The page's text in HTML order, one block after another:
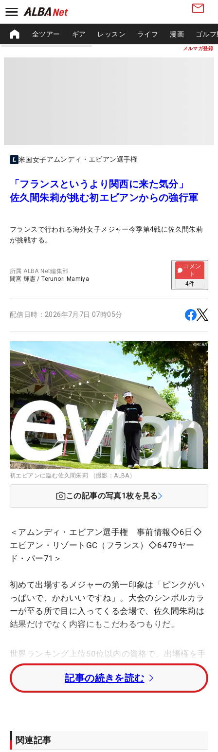
メルマガ登録
全ツアー ギア レッスン ライフ 漫画 ゴル
米国女子アムンディ・エビアン選手権
「フランスというより関西に来た気分」
佐久間朱莉が挑む初エビアンからの強行軍
フランスで行われる海外女子メジャー今季第4戦に佐久間朱莉
が挑戦する。
所属ALBA Net編集部
間宮 輝憲 /Terunori Mamiya
コメン
ト
4件
配信日時： 2026年7月7日 07時05分
初エビアンに臨む佐久間朱莉 （撮影：ALBA）
この記事の写真1枚を見る
＜アムンディ・エビアン選手権 事前情報◇6日◇
エビアン・リゾートGC（フランス）◇6479ヤー
ド・パー71＞
初めて出場するメジャーの第一印象は「ピンクがい
っぱいで、かわいいですね」。大会のシンボルカラ
ーが至る所で目に入ってくる会場で、佐久間朱莉は
結果だけでなく内容にもこだわるつもりだ。
世界ランキング上位50位以内の資格で、出場権を手
繰り寄せた。「今年は挑戦をしっかりして、出られ
るところには出たいという思いで開幕からやってい
ます」。4月には「シェブロン選手権」に出場（予
女子プロ選手権」はエントリーを見送ったが、その
間も国内ツアーでプレーと、その“挑戦”は、これま
記事の続きを読む
関連記事